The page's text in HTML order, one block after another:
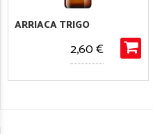
ARRIACA TRIGO
2,60 €